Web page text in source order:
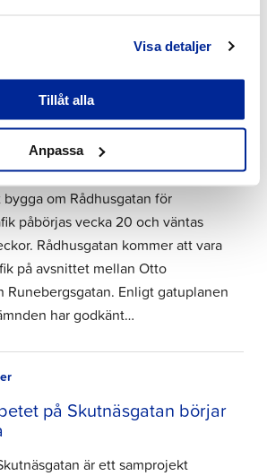
Visa detaljer
Tillåt alla
Anpassa
är öppen endast fram till söndag
blir dubbelriktad igen
om Rådhusgatan för
påbörjas vecka 20 och väntas
Rådhusgatan kommer att vara
på avsnittet mellan Otto
Runebergsgatan. Enligt gatuplanen
har godkänt…
på Skutnäsgatan börjar
är ett samprojekt